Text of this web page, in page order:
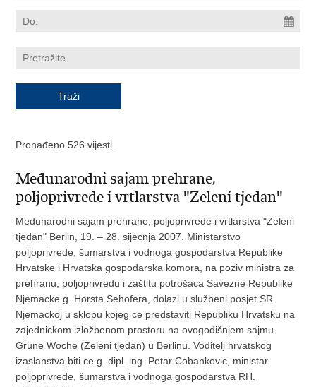
Pronađeno 526 vijesti.
Međunarodni sajam prehrane,
poljoprivrede i vrtlarstva "Zeleni tjedan"
Medunarodni sajam prehrane, poljoprivrede i vrtlarstva "Zeleni
tjedan" Berlin, 19. – 28. sijecnja 2007. Ministarstvo
poljoprivrede, šumarstva i vodnoga gospodarstva Republike
Hrvatske i Hrvatska gospodarska komora, na poziv ministra za
prehranu, poljoprivredu i zaštitu potrošaca Savezne Republike
Njemacke g. Horsta Sehofera, dolazi u službeni posjet SR
Njemackoj u sklopu kojeg ce predstaviti Republiku Hrvatsku na
zajednickom izložbenom prostoru na ovogodišnjem sajmu
Grüne Woche (Zeleni tjedan) u Berlinu. Voditelj hrvatskog
izaslanstva biti ce g. dipl. ing. Petar Cobankovic, ministar
poljoprivrede, šumarstva i vodnoga gospodarstva RH.